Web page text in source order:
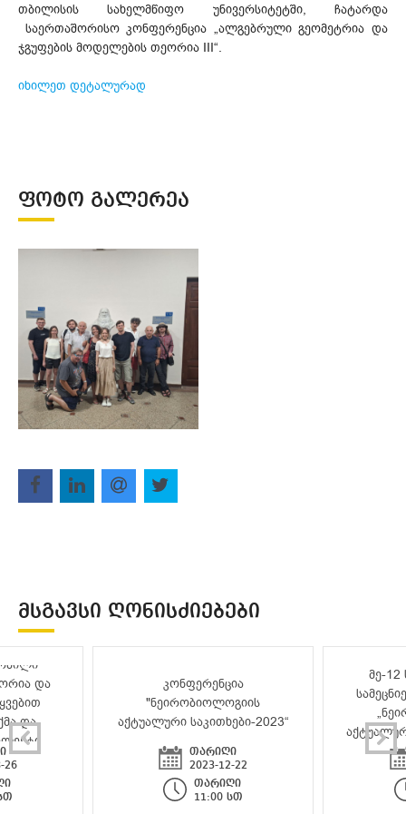
თბილისის სახელმწიფო უნივერსიტეტში, ჩატარდა
საერთაშორისო კონფერენცია „ალგებრული გეომეტრია და
ჯგუფების მოდელების თეორია III“.
იხილეთ დეტალურად
ᲤᲝᲢᲝ ᲒᲐᲚᲔᲠᲔᲐ
ᲛᲡᲒᲐᲕᲡᲘ ᲦᲝᲜᲘᲡᲫᲘᲔᲑᲔᲑᲘ
და
და
26
კონფერენცია
"ნეირობიოლოგიის
აქტუალური საკითხები-2023“
თარიღი
2023-12-22
თარიღი
11:00 სთ
მე-